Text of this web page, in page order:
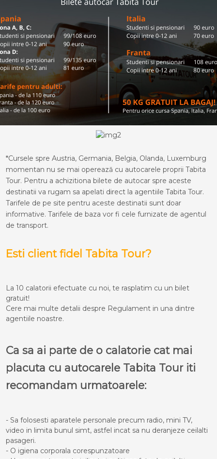
*Cursele spre Austria, Germania, Belgia, Olanda, Luxemburg
momentan nu se mai operează cu autocarele proprii Tabita
Tour. Pentru a achizitiona bilete de autocar spre aceste
destinatii va rugam sa apelati direct la agentiile Tabita Tour.
Tarifele de pe site pentru aceste destinatii sunt doar
informative. Tarifele de baza vor fi cele furnizate de agentul
de transport.
Esti client fidel Tabita Tour?
La 10 calatorii efectuate cu noi, te rasplatim cu un bilet
gratuit!
Cere mai multe detalii despre Regulament in una dintre
agentiile noastre.
Ca sa ai parte de o calatorie cat mai
placuta cu autocarele Tabita Tour iti
recomandam urmatoarele:
- Sa folosesti aparatele personale precum radio, mini TV,
video in limita bunul simt, astfel incat sa nu deranjeze ceilalti
pasageri.
- O igiena corporala corespunzatoare